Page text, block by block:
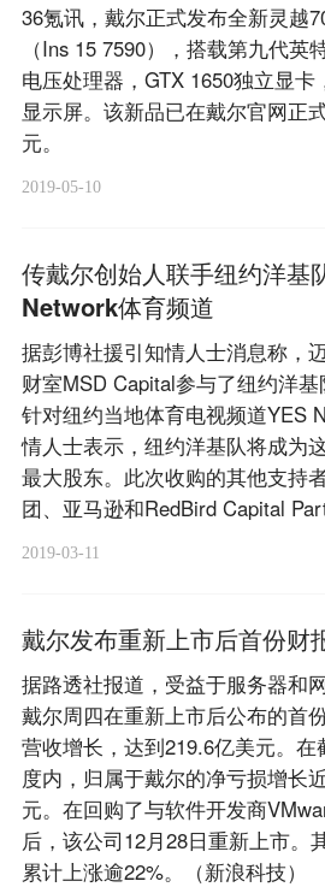
36氪讯，戴尔正式发布全新灵越
（Ins 15 7590），搭载第九代
电压处理器，GTX 1650独立显
显示屏。该新品已在戴尔官网正
元。
2019-05-10
传戴尔创始人联手纽约洋基
Network体育频道
据彭博社援引知情人士消息称，
财室MSD Capital参与了纽约洋基
针对纽约当地体育电视频道YES
情人士表示，纽约洋基队将成为
最大股东。此次收购的其他支持
团、亚马逊和RedBird Capital
2019-03-11
戴尔发布重新上市后首份财
据路透社报道，受益于服务器和
戴尔周四在重新上市后公布的首
营收增长，达到219.6亿美元。
度内，归属于戴尔的净亏损增长
元。在回购了与软件开发商
后，该公司12月28日重新上市。
累计上涨逾22%。（新浪科技）